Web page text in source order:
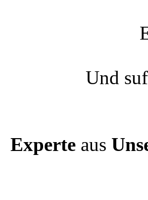
Und
Experteaus